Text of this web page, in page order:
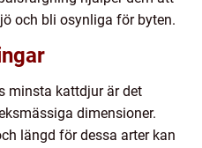
och bli osynliga för byten.
minsta kattdjur är det
dimensioner.
längd för dessa arter kan